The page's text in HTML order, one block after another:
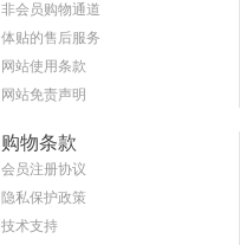
非会员购物通道
体贴的售后服务
网站使用条款
网站免责声明
购物条款
会员注册协议
隐私保护政策
技术支持